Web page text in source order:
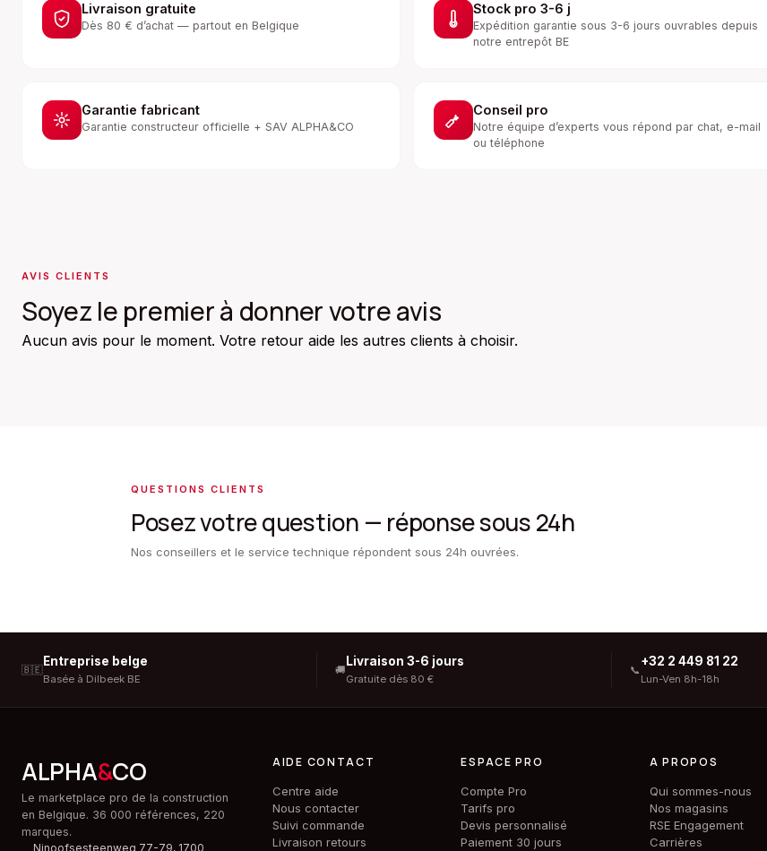
Livraison gratuite
Dès 80 € d’achat — partout en Belgique
Stock pro 3-6 j
Expédition garantie sous 3-6 jours ouvrables depuis
notre entrepôt BE
Garantie fabricant
Garantie constructeur officielle + SAV ALPHA&CO
Conseil pro
Notre équipe d’experts vous répond par chat, e-mail
ou téléphone
AVIS CLIENTS
Soyez le premier à donner votre avis
Aucun avis pour le moment. Votre retour aide les autres clients à choisir.
QUESTIONS CLIENTS
Posez votre question — réponse sous 24h
Nos conseillers et le service technique répondent sous 24h ouvrées.
🇧🇪
Entreprise belge
Basée à Dilbeek BE
🚚
Livraison 3-6 jours
Gratuite dès 80 €
📞
+32 2 449 81 22
Lun-Ven 8h-18h
ALPHA&CO
Le marketplace pro de la construction
en Belgique. 36 000 références, 220
marques.
Ninoofsesteenweg 77-79, 1700
AIDE CONTACT
Centre aide
Nous contacter
Suivi commande
Livraison retours
ESPACE PRO
Compte Pro
Tarifs pro
Devis personnalisé
Paiement 30 jours
A PROPOS
Qui sommes-nous
Nos magasins
RSE Engagement
Carrières